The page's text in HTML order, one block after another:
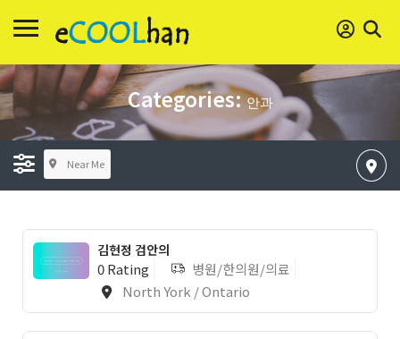
Categories:안과
Near Me
김현정 검안의
0 Rating
병원/한의원/의료
North York / Ontario